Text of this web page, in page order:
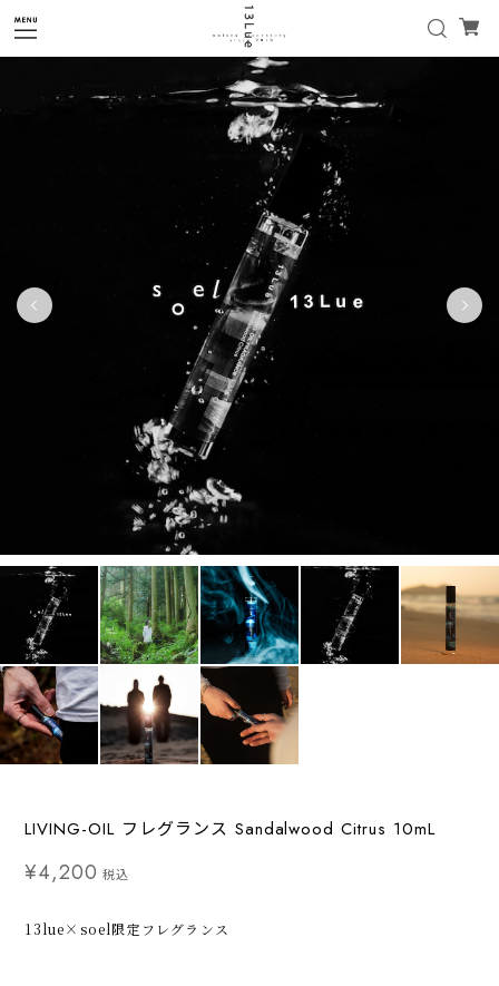
LIVING-OIL フレグランス Sandalwood Citrus 10mL
¥4,200 税込
13lue×soel限定フレグランス